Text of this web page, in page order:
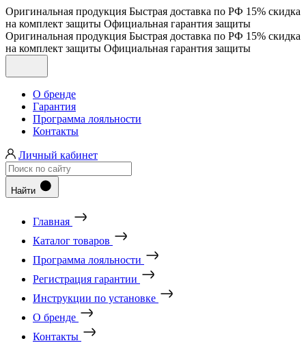
Оригинальная продукция Быстрая доставка по РФ 15% скидка
на комплект защиты Официальная гарантия защиты
Оригинальная продукция Быстрая доставка по РФ 15% скидка
на комплект защиты Официальная гарантия защиты
О бренде
Гарантия
Программа лояльности
Контакты
Личный кабинет
Найти
Главная
Каталог товаров
Программа лояльности
Регистрация гарантии
Инструкции по установке
О бренде
Контакты